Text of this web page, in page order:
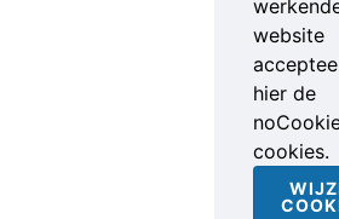
website
hier de
cookies.